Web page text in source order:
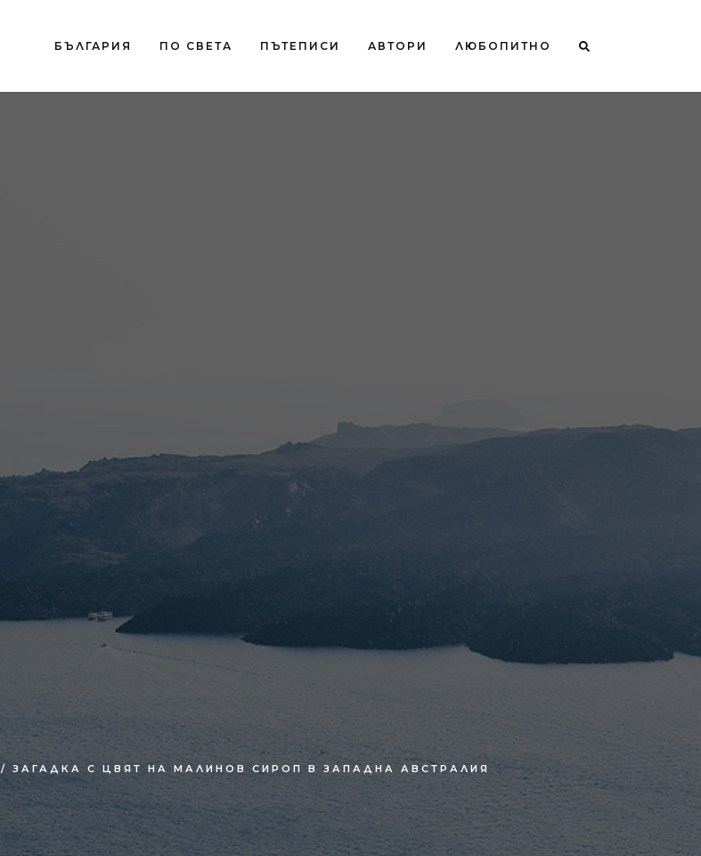
БЪЛГАРИЯ ПО СВЕТА ПЪТЕПИСИ АВТОРИ ЛЮБОПИТНО
/ ЗАГАДКА С ЦВЯТ НА МАЛИНОВ СИРОП В ЗАПАДНА АВСТРАЛИЯ